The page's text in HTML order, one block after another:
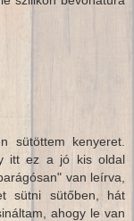
sütöttem kenyeret.
itt ez a jó kis oldal
van leírva,
sütni sütőben, hát
ahogy le van